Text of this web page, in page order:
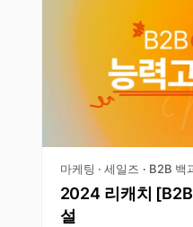
마케팅 · 세일즈 · B2B 백
2024 리캐치
설